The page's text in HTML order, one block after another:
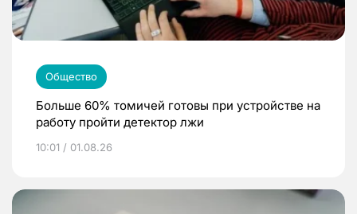
Общество
Больше 60% томичей готовы при устройстве на
работу пройти детектор лжи
10:01 / 01.08.26